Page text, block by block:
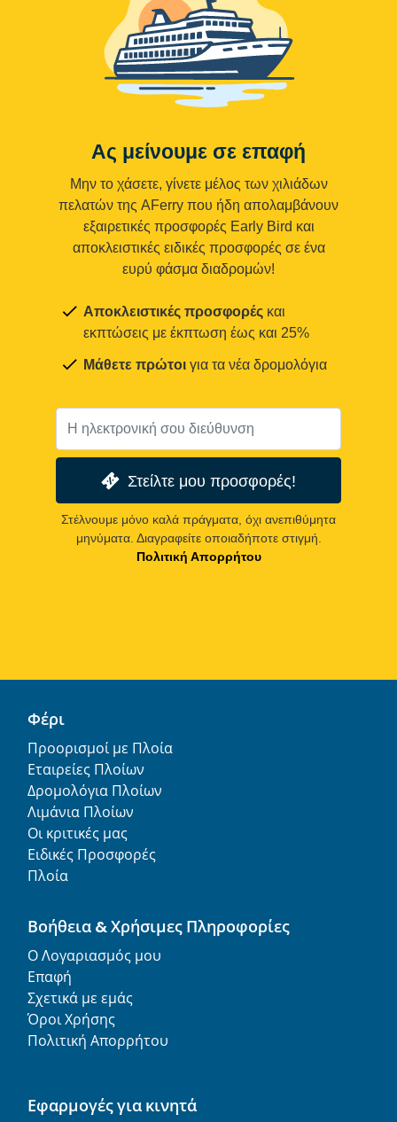
Ας μείνουμε σε επαφή
Μην το χάσετε, γίνετε μέλος των χιλιάδων
πελατών της AFerry που ήδη απολαμβάνουν
εξαιρετικές προσφορές Early Bird και
αποκλειστικές ειδικές προσφορές σε ένα
ευρύ φάσμα διαδρομών!
Αποκλειστικές προσφορές και
εκπτώσεις με έκπτωση έως και 25%
Μάθετε πρώτοι για τα νέα δρομολόγια
Στείλτε μου προσφορές!
Στέλνουμε μόνο καλά πράγματα, όχι ανεπιθύμητα
μηνύματα. Διαγραφείτε οποιαδήποτε στιγμή.
Πολιτική Απορρήτου
Φέρι
Προορισμοί με Πλοία
Εταιρείες Πλοίων
Δρομολόγια Πλοίων
Λιμάνια Πλοίων
Οι κριτικές μας
Ειδικές Προσφορές
Πλοία
Βοήθεια & Χρήσιμες Πληροφορίες
Ο Λογαριασμός μου
Επαφή
Σχετικά με εμάς
Όροι Χρήσης
Πολιτική Απορρήτου
Εφαρμογές για κινητά